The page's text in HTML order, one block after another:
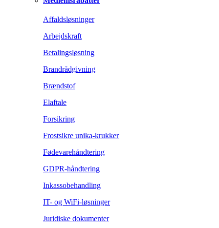
Affaldsløsninger
Arbejdskraft
Betalingsløsning
Brandrådgivning
Brændstof
Elaftale
Forsikring
Frostsikre unika-krukker
Fødevarehåndtering
GDPR-håndtering
Inkassobehandling
IT- og WiFi-løsninger
Juridiske dokumenter